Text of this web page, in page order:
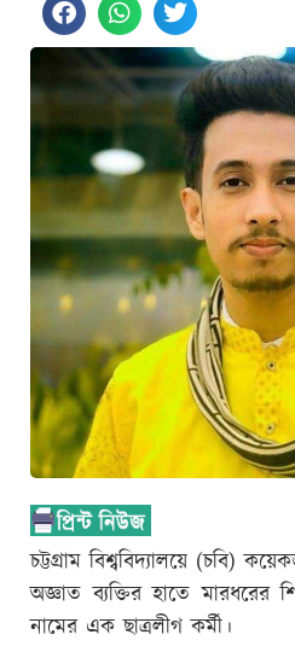
চট্টগ্রাম বিশ্ববিদ্যালয়ে (চবি)
অজ্ঞাত ব্যক্তির হাতে মারধরের
নামের এক ছাত্রলীগ কর্মী।